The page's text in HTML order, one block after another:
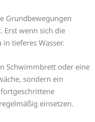
Grundbewegungen
Erst wenn sich die
tieferes Wasser.
Schwimmbrett oder eine
sondern ein
einsetzen.